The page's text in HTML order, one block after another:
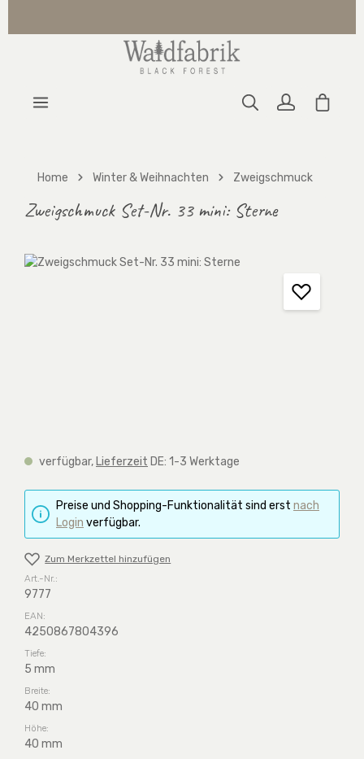
Home Winter & Weihnachten Zweigschmuck
Zweigschmuck Set-Nr. 33 mini: Sterne
Bildergalerie überspringen
verfügbar, Lieferzeit DE: 1-3 Werktage
Preise und Shopping-Funktionalität sind erst nach
Login verfügbar.
Zum Merkzettel hinzufügen
Art.-Nr.:
9777
EAN:
4250867804396
Tiefe:
5 mm
Breite:
40 mm
Höhe:
40 mm